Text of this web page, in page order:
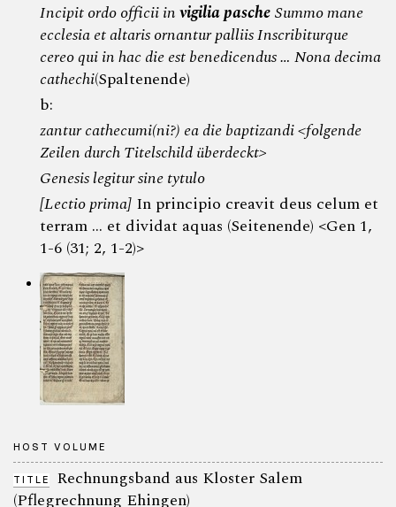
Incipit ordo officii invigilia pascheSummo mane
ecclesia et altaris ornantur palliis Inscribiturque
cereo qui in hac die est benedicendus … Nona decima
cathechi(Spaltenende)
b:
zantur cathecumi(ni?) ea die baptizandi <folgende
Zeilen durch Titelschild überdeckt>
Genesis legitur sine tytulo
[Lectio prima] In principio creavit deus celum et
terram … et dividat aquas (Seitenende) <Gen 1,
1-6 (31; 2, 1-2)>
HOST VOLUME
TITLE
Rechnungsband aus Kloster Salem
(Pflegrechnung Ehingen)